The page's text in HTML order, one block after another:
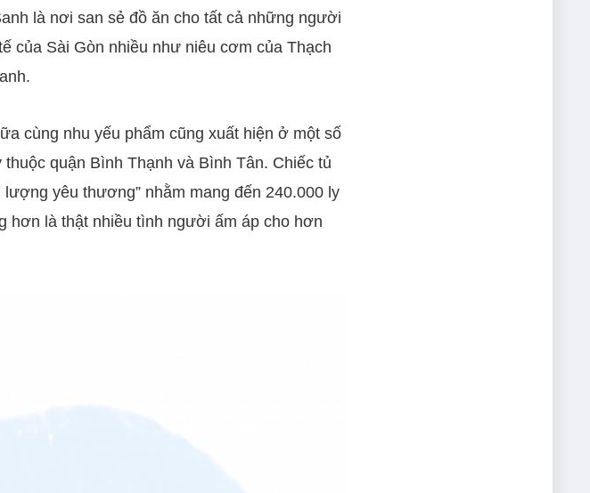
là nơi san sẻ đồ ăn cho tất cả những người
của Sài Gòn nhiều như niêu cơm của Thạch
cùng nhu yếu phẩm cũng xuất hiện ở một số
quận Bình Thạnh và Bình Tân. Chiếc tủ
yêu thương” nhằm mang đến 240.000 ly
hơn là thật nhiều tình người ấm áp cho hơn